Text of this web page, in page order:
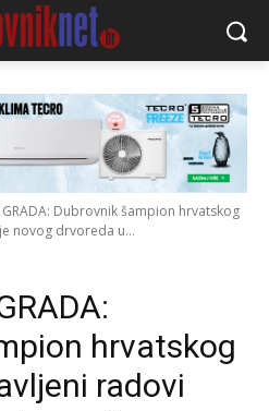
GRADA: Dubrovnik šampion hrvatskog
novog drvoreda u...
hrvatskog
radovi